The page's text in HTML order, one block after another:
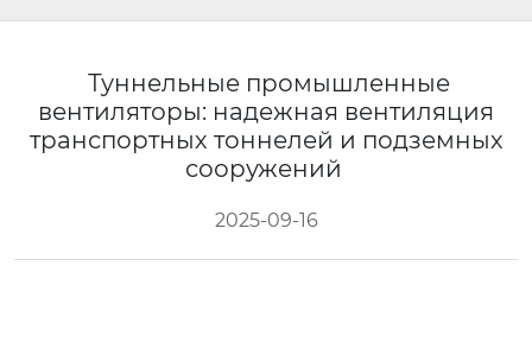
Туннельные промышленные
вентиляторы: надежная вентиляция
транспортных тоннелей и подземных
сооружений
2025-09-16